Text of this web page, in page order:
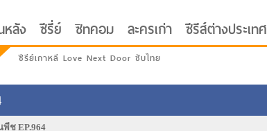
หลัง ซีรี่ย์ ซิทคอม ละครเก่า ซีรีส์ต่างประเทศ
ซีรีย์เกาหลี Love Next Door ซับไทย
พีช EP.964